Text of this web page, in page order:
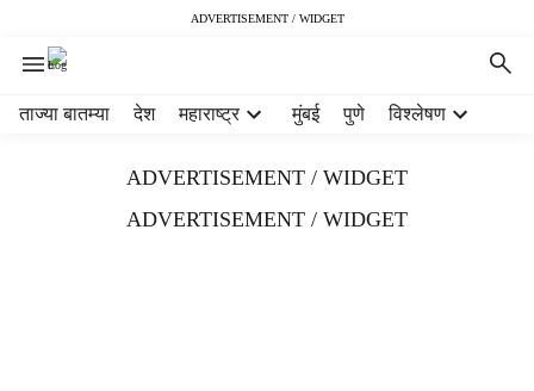
ADVERTISEMENT / WIDGET
ताज्या बातम्या देश महाराष्ट्र मुंबई पुणे विश्लेषण
ADVERTISEMENT / WIDGET
ADVERTISEMENT / WIDGET